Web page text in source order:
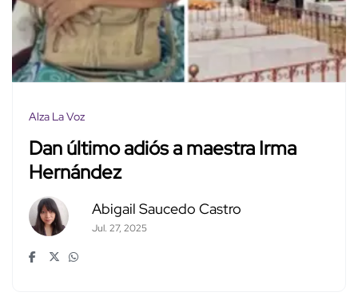
Alza La Voz
Dan último adiós a maestra Irma
Hernández
Abigail Saucedo Castro
Jul. 27, 2025